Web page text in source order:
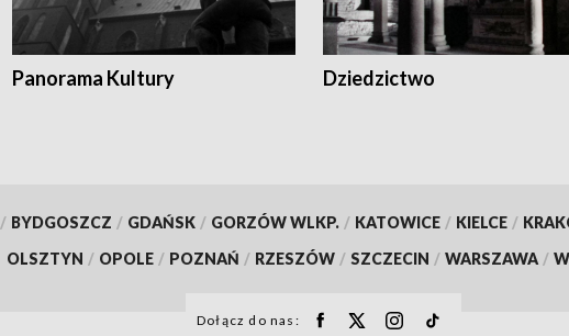
Panorama Kultury Dziedzictwo
/ BYDGOSZCZ / GDAŃSK / GORZÓW WLKP. / KATOWICE / KIELCE /
OLSZTYN / OPOLE / POZNAŃ / RZESZÓW / SZCZECIN / WARSZAWA /
Dołącz do nas: